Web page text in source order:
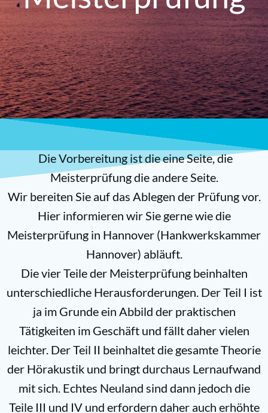
Die Vorbereitung ist die eine Seite, die
Meisterprüfung die andere Seite.
Wir bereiten Sie auf das Ablegen der Prüfung vor.
Hier informieren wir Sie gerne wie die
Meisterprüfung in Hannover (Hankwerkskammer
Hannover) abläuft.
Die vier Teile der Meisterprüfung beinhalten
unterschiedliche Herausforderungen. Der Teil I ist
ja im Grunde ein Abbild der praktischen
Tätigkeiten im Geschäft und fällt daher vielen
leichter. Der Teil II beinhaltet die gesamte Theorie
der Hörakustik und bringt durchaus Lernaufwand
mit sich. Echtes Neuland sind dann jedoch die
Teile III und IV und erfordern daher auch erhöhte